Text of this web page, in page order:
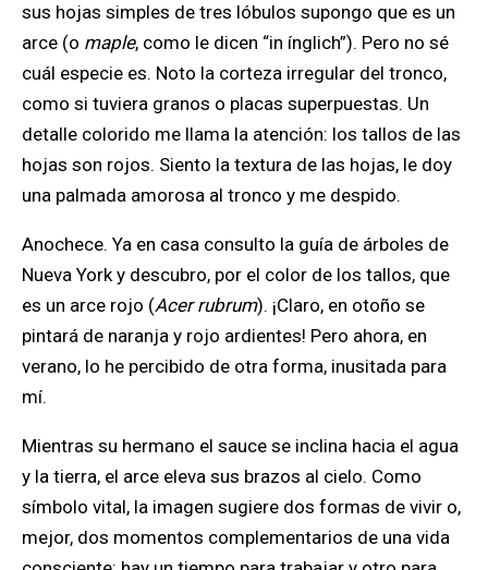
sus hojas simples de tres lóbulos supongo que es un
arce (o maple, como le dicen “in ínglich”). Pero no sé
cuál especie es. Noto la corteza irregular del tronco,
como si tuviera granos o placas superpuestas. Un
detalle colorido me llama la atención: los tallos de las
hojas son rojos. Siento la textura de las hojas, le doy
una palmada amorosa al tronco y me despido.
Anochece. Ya en casa consulto la guía de árboles de
Nueva York y descubro, por el color de los tallos, que
es un arce rojo (Acer rubrum). ¡Claro, en otoño se
pintará de naranja y rojo ardientes! Pero ahora, en
verano, lo he percibido de otra forma, inusitada para
mí.
Mientras su hermano el sauce se inclina hacia el agua
y la tierra, el arce eleva sus brazos al cielo. Como
símbolo vital, la imagen sugiere dos formas de vivir o,
mejor, dos momentos complementarios de una vida